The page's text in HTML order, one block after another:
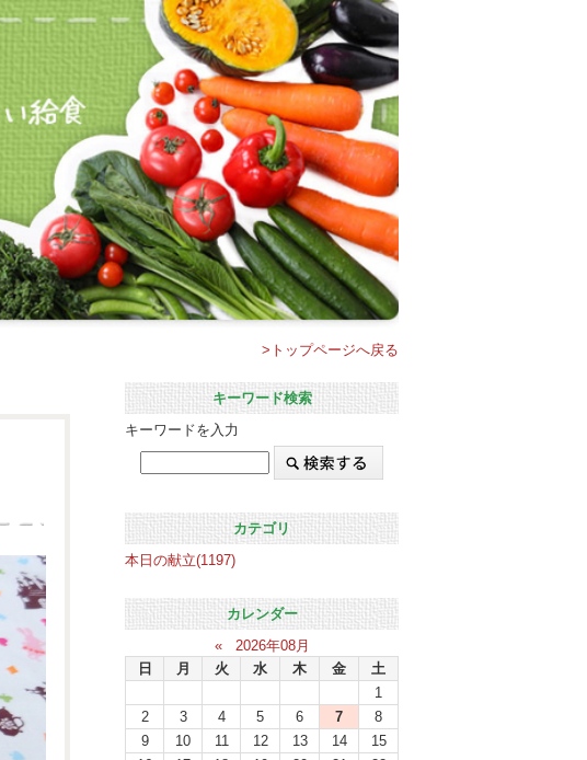
>トップページへ戻る
キーワード検索
キーワードを入力
カテゴリ
本日の献立(1197)
カレンダー
«
2026年08月
日
月 火 水 木 金
土
1
2
3 4 5 6 7
8
9
10 11 12 13 14
15